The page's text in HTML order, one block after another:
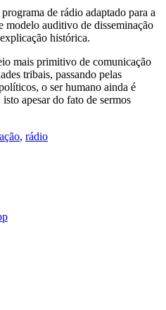
de rádio adaptado para a
modelo auditivo de disseminação
histórica.
mais primitivo de comunicação
tribais, passando pelas
o ser humano ainda é
apesar do fato de sermos
, rádio